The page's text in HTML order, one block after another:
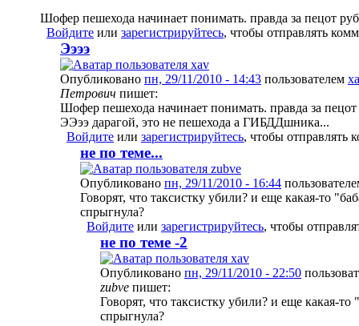
Шофер пешехода начинает понимать. правда за пецот
Войдите или зарегистрируйтесь, чтобы отправлять
Ээээ
Опубликовано пн, 29/11/2010 - 14:43 пользователем
Петрович пишет:
Шофер пешехода начинает понимать. правда за пецот
ЭЭээ дарагой, это не пешехода а ГИБДДшника...
Войдите или зарегистрируйтесь, чтобы отправлять
не по теме...
Опубликовано пн, 29/11/2010 - 16:44
Говорят, что таксистку убили? и еще какая-то
спрыгнула?
Войдите или зарегистрируйтесь, чтобы
не по теме -2
Опубликовано пн, 29/11/2010 - 22:50
zubve пишет:
Говорят, что таксистку убили? и еще какая-то
спрыгнула?